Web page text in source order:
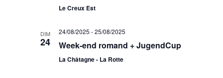
Le Creux Est
DIM
24
24/08/2025 -25/08/2025
Week-end romand + JugendCup
La Châtagne - La Rotte